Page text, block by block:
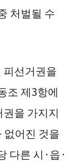
처벌될 수
피선거권을
조 제3항에
을 가지지
없어진 것을
다른 시·읍·